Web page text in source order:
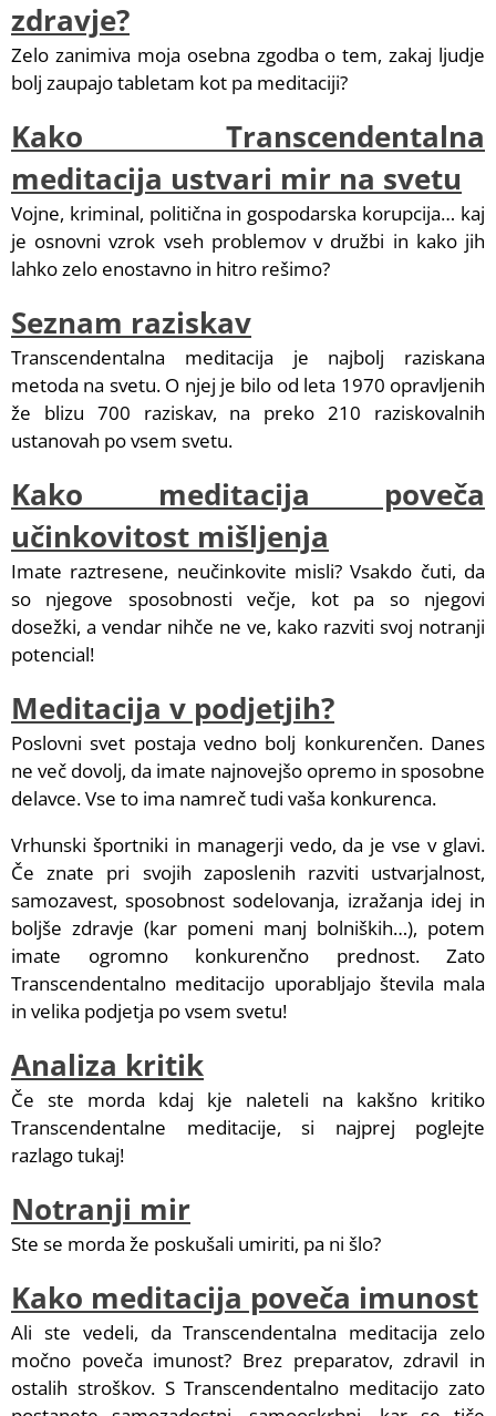
zdravje?
Zelo zanimiva moja osebna zgodba o tem, zakaj ljudje
bolj zaupajo tabletam kot pa meditaciji?
Kako Transcendentalna
meditacija ustvari mir na svetu
Vojne, kriminal, politična in gospodarska korupcija… kaj
je osnovni vzrok vseh problemov v družbi in kako jih
lahko zelo enostavno in hitro rešimo?
Seznam raziskav
Transcendentalna meditacija je najbolj raziskana
metoda na svetu. O njej je bilo od leta 1970 opravljenih
že blizu 700 raziskav, na preko 210 raziskovalnih
ustanovah po vsem svetu.
Kako meditacija poveča
učinkovitost mišljenja
Imate raztresene, neučinkovite misli? Vsakdo čuti, da
so njegove sposobnosti večje, kot pa so njegovi
dosežki, a vendar nihče ne ve, kako razviti svoj notranji
potencial!
Meditacija v podjetjih?
Poslovni svet postaja vedno bolj konkurenčen. Danes
ne več dovolj, da imate najnovejšo opremo in sposobne
delavce. Vse to ima namreč tudi vaša konkurenca.
Vrhunski športniki in managerji vedo, da je vse v glavi.
Če znate pri svojih zaposlenih razviti ustvarjalnost,
samozavest, sposobnost sodelovanja, izražanja idej in
boljše zdravje (kar pomeni manj bolniških…), potem
imate ogromno konkurenčno prednost. Zato
Transcendentalno meditacijo uporabljajo števila mala
in velika podjetja po vsem svetu!
Analiza kritik
Če ste morda kdaj kje naleteli na kakšno kritiko
Transcendentalne meditacije, si najprej poglejte
razlago tukaj!
Notranji mir
Ste se morda že poskušali umiriti, pa ni šlo?
Kako meditacija poveča imunost
Ali ste vedeli, da Transcendentalna meditacija zelo
močno poveča imunost? Brez preparatov, zdravil in
ostalih stroškov. S Transcendentalno meditacijo zato